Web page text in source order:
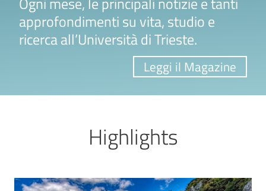
approfondimenti su vita, studio e
ricerca all’Università di Trieste.
Leggi il Magazine
Highlights
Image